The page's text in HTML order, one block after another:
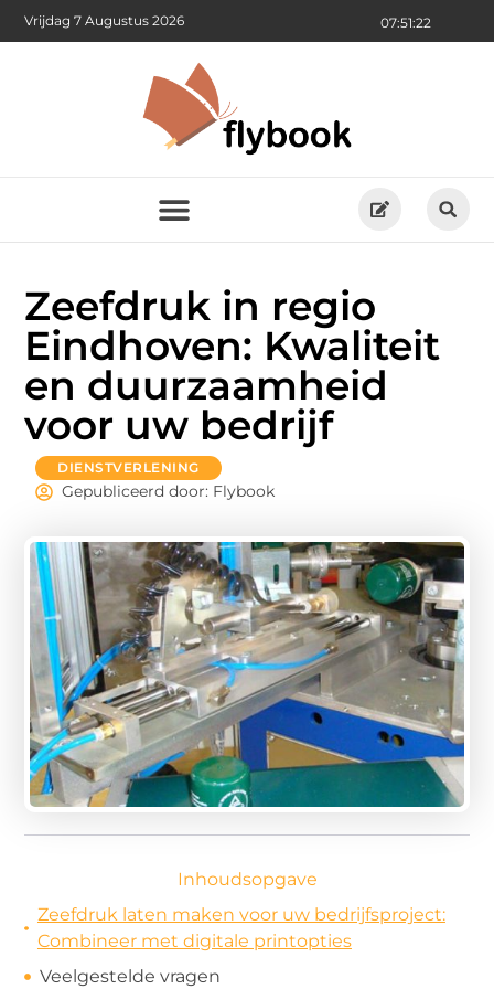
07:51:24
Vrijdag 7 Augustus 2026
Zeefdruk in regio
Eindhoven: Kwaliteit
en duurzaamheid
voor uw bedrijf
DIENSTVERLENING
Gepubliceerd door: Flybook
Inhoudsopgave
Zeefdruk laten maken voor uw bedrijfsproject:
Combineer met digitale printopties
Veelgestelde vragen